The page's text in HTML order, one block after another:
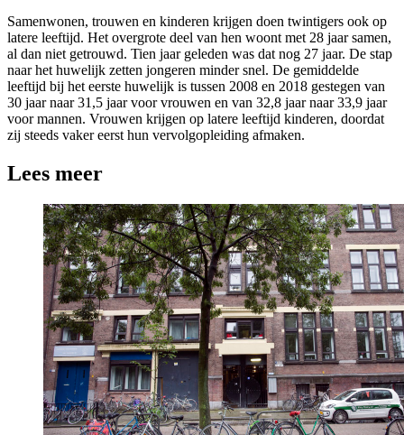
Samenwonen, trouwen en kinderen krijgen doen twintigers ook op
latere leeftijd. Het overgrote deel van hen woont met 28 jaar samen,
al dan niet getrouwd. Tien jaar geleden was dat nog 27 jaar. De stap
naar het huwelijk zetten jongeren minder snel. De gemiddelde
leeftijd bij het eerste huwelijk is tussen 2008 en 2018 gestegen van
30 jaar naar 31,5 jaar voor vrouwen en van 32,8 jaar naar 33,9 jaar
voor mannen. Vrouwen krijgen op latere leeftijd kinderen, doordat
zij steeds vaker eerst hun vervolgopleiding afmaken.
Lees meer